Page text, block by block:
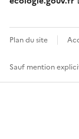
Plan du site
Sauf mention